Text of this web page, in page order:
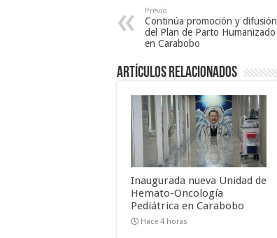
Previo
Continúa promoción y difusión
del Plan de Parto Humanizado
en Carabobo
Artículos relacionados
Inaugurada nueva Unidad de
Hemato-Oncología
Pediátrica en Carabobo
Hace 4 horas